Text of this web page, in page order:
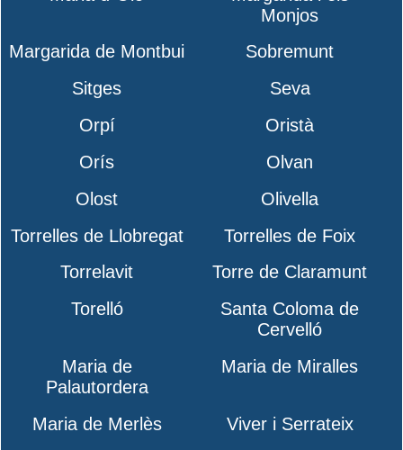
Monjos
Margarida de Montbui
Sobremunt
Sitges
Seva
Orpí
Oristà
Orís
Olvan
Olost
Olivella
Torrelles de Llobregat
Torrelles de Foix
Torrelavit
Torre de Claramunt
Torelló
Santa Coloma de
Cervelló
Maria de
Palautordera
Maria de Miralles
Maria de Merlès
Viver i Serrateix